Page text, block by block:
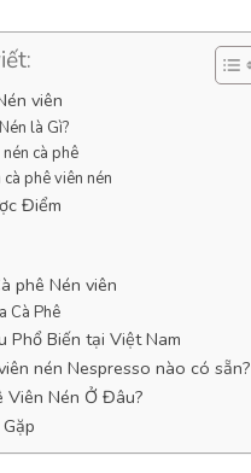
viên
là Gì?
cà phê
phê viên nén
Điểm
phê Nén viên
Cà Phê
Phổ Biến tại Việt Nam
nén Nespresso nào có sẵn?
Viên Nén Ở Đâu?